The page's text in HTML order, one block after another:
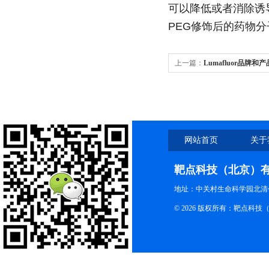
可以降低或者消除
PEG修饰后的药物
上一篇： Lumafluor品牌和产
网站首页 关
靶点科技（北京）
地址：中关村生命科学园北
© 2026 版权所有：靶点科技